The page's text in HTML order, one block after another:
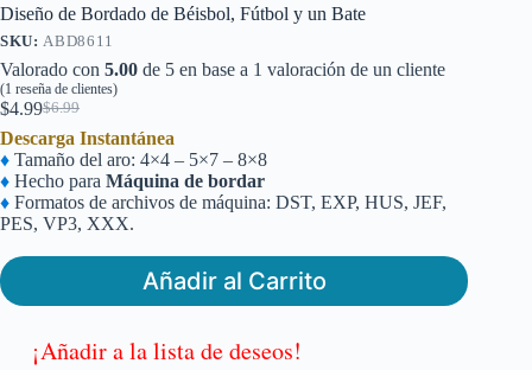
Diseño de Bordado de Béisbol, Fútbol y un Bate
SKU: ABD8611
Valorado con 5.00 de 5 en base a 1 valoración de un cliente
(1 reseña de clientes)
$6.99
El
precio
original
era:
$6.99.
$4.99El
precio
actual
es:
$4.99.
Descarga Instantánea
♦ Tamaño del aro: 4×4 – 5×7 – 8×8
♦ Hecho para Máquina de bordar
♦ Formatos de archivos de máquina: DST, EXP, HUS, JEF,
PES, VP3, XXX.
Añadir al Carrito
¡Añadir a la lista de deseos!